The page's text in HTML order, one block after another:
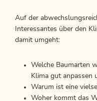
Auf der
Interessantes über den
damit umgeht:
Welche Baumarten
Klima gut anpassen
Warum ist eine
Woher kommt das